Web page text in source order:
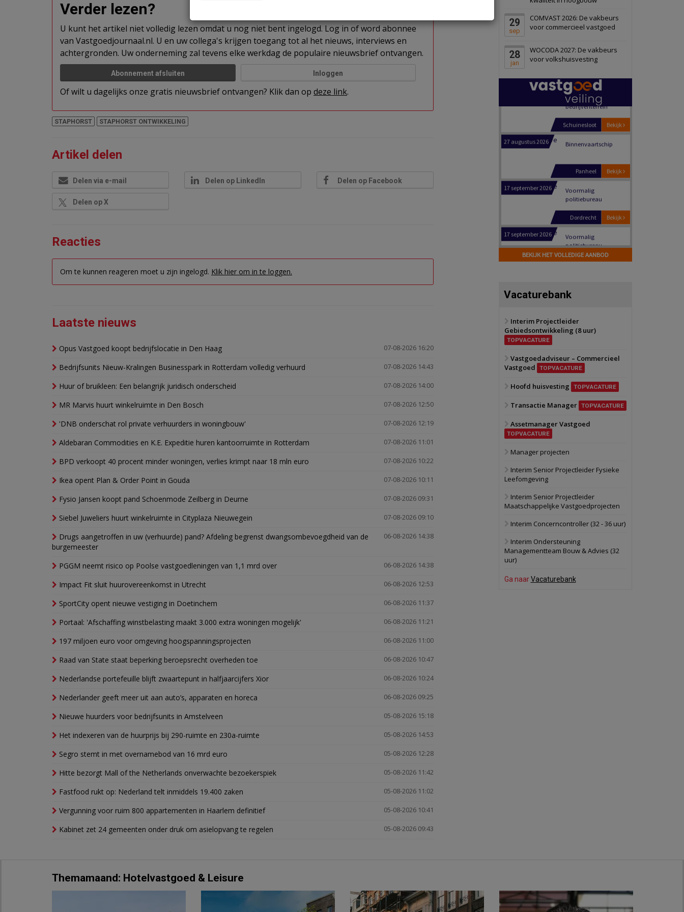
Verder lezen?
U kunt het artikel niet volledig lezen omdat u nog niet bent ingelogd. Log in of word abonnee
van Vastgoedjournaal.nl. U en uw collega's krijgen toegang tot al het nieuws, interviews en
achtergronden. Uw onderneming zal tevens elke werkdag de populaire nieuwsbrief ontvangen.
Abonnement afsluiten Inloggen
Of wilt u dagelijks onze gratis nieuwsbrief ontvangen? Klik dan op deze link.
STAPHORST STAPHORST ONTWIKKELING
Artikel delen
Delen via e-mail Delen op LinkedIn Delen op Facebook
Delen op X
Reacties
Om te kunnen reageren moet u zijn ingelogd. Klik hier om in te loggen.
Laatste nieuws
07-08-2026 16:20
Opus Vastgoed koopt bedrijfslocatie in Den Haag
07-08-2026 14:43
Bedrijfsunits Nieuw-Kralingen Businesspark in Rotterdam volledig verhuurd
07-08-2026 14:00
Huur of bruikleen: Een belangrijk juridisch onderscheid
07-08-2026 12:50
MR Marvis huurt winkelruimte in Den Bosch
07-08-2026 12:19
'DNB onderschat rol private verhuurders in woningbouw'
07-08-2026 11:01
Aldebaran Commodities en K.E. Expeditie huren kantoorruimte in Rotterdam
07-08-2026 10:22
BPD verkoopt 40 procent minder woningen, verlies krimpt naar 18 mln euro
07-08-2026 10:11
Ikea opent Plan & Order Point in Gouda
07-08-2026 09:31
Fysio Jansen koopt pand Schoenmode Zeilberg in Deurne
07-08-2026 09:10
Siebel Juweliers huurt winkelruimte in Cityplaza Nieuwegein
06-08-2026 14:38
Drugs aangetroffen in uw (verhuurde) pand? Afdeling begrenst dwangsombevoegdheid van de
burgemeester
06-08-2026 14:38
PGGM neemt risico op Poolse vastgoedleningen van 1,1 mrd over
06-08-2026 12:53
Impact Fit sluit huurovereenkomst in Utrecht
06-08-2026 11:37
SportCity opent nieuwe vestiging in Doetinchem
06-08-2026 11:21
Portaal: 'Afschaffing winstbelasting maakt 3.000 extra woningen mogelijk'
06-08-2026 11:00
197 miljoen euro voor omgeving hoogspanningsprojecten
06-08-2026 10:47
Raad van State staat beperking beroepsrecht overheden toe
06-08-2026 10:24
Nederlandse portefeuille blijft zwaartepunt in halfjaarcijfers Xior
06-08-2026 09:25
Nederlander geeft meer uit aan auto’s, apparaten en horeca
05-08-2026 15:18
Nieuwe huurders voor bedrijfsunits in Amstelveen
05-08-2026 14:53
Het indexeren van de huurprijs bij 290-ruimte en 230a-ruimte
05-08-2026 12:28
Segro stemt in met overnamebod van 16 mrd euro
05-08-2026 11:42
Hitte bezorgt Mall of the Netherlands onverwachte bezoekerspiek
05-08-2026 11:02
Fastfood rukt op: Nederland telt inmiddels 19.400 zaken
05-08-2026 10:41
Vergunning voor ruim 800 appartementen in Haarlem definitief
05-08-2026 09:43
Kabinet zet 24 gemeenten onder druk om asielopvang te regelen
29
sep
COMVAST 2026: De vakbeurs
voor commercieel vastgoed
28
jan
WOCODA 2027: De vakbeurs
voor volkshuisvesting
Schiedam
22 september 2026 Attractiepark
Bekijk
Oranje
28 september 2026
bedrijventerrein
Schuinesloot
Binnenvaartschip
Bekijk
Panheel
Voormalig
politiebureau
Dordrecht
Voormalig
politiebureau
Hilversum
17 september 2026
Voormalig
Zwanenburg
6 oktober 2026
Oranje
28 september 2026
bedrijventerrein
Bekijk
Schuinesloot
politiebureau
17 september 2026
Voormalig
BEKIJK HET VOLLEDIGE AANBOD
Vacaturebank
Interim Projectleider
Gebiedsontwikkeling (8 uur)
TOPVACATURE
Vastgoedadviseur – Commercieel
Vastgoed
TOPVACATURE
Hoofd huisvesting TOPVACATURE
Transactie Manager TOPVACATURE
Assetmanager Vastgoed
TOPVACATURE
Manager projecten
Interim Senior Projectleider Fysieke
Leefomgeving
Interim Senior Projectleider
Maatschappelijke Vastgoedprojecten
Interim Concerncontroller (32 - 36 uur)
Interim Ondersteuning
Managementteam Bouw & Advies (32
uur)
Ga naarVacaturebank
Themamaand: Hotelvastgoed & Leisure